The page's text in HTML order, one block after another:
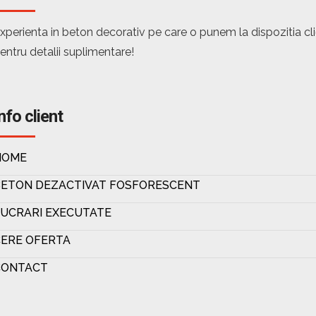
in beton decorativ pe care o punem la dispozitia
detalii suplimentare!
client
DEZACTIVAT FOSFORESCENT
EXECUTATE
OFERTA